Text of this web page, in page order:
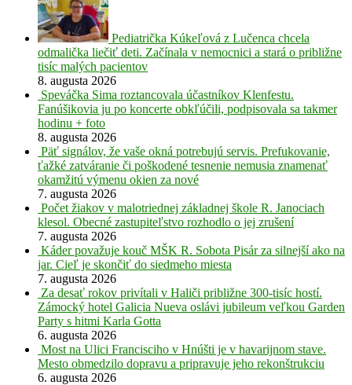
Pediatrička Kúkeľová z Lučenca chcela
odmalička liečiť deti. Začínala v nemocnici a stará o približne
tisíc malých pacientov
8. augusta 2026
Speváčka Sima roztancovala účastníkov Klenfestu.
Fanúšikovia ju po koncerte obkľúčili, podpisovala sa takmer
hodinu + foto
8. augusta 2026
Päť signálov, že vaše okná potrebujú servis. Prefukovanie,
ťažké zatváranie či poškodené tesnenie nemusia znamenať
okamžitú výmenu okien za nové
7. augusta 2026
Počet žiakov v malotriednej základnej škole R. Janociach
klesol. Obecné zastupiteľstvo rozhodlo o jej zrušení
7. augusta 2026
Káder považuje kouč MŠK R. Sobota Pisár za silnejší ako na
jar. Cieľ je skončiť do siedmeho miesta
7. augusta 2026
Za desať rokov privítali v Haliči približne 300-tisíc hostí.
Zámocký hotel Galicia Nueva oslávi jubileum veľkou Garden
Party s hitmi Karla Gotta
6. augusta 2026
Most na Ulici Francisciho v Hnúšti je v havarijnom stave.
Mesto obmedzilo dopravu a pripravuje jeho rekonštrukciu
6. augusta 2026